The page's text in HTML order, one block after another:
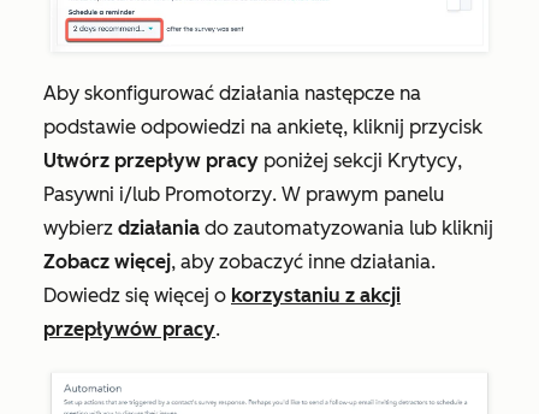
Aby skonfigurować działania następcze na
podstawie odpowiedzi na ankietę, kliknij przycisk
Utwórz przepływ pracy poniżej sekcji Krytycy,
Pasywni i/lub Promotorzy. W prawym panelu
wybierz działania do zautomatyzowania lub kliknij
Zobacz więcej, aby zobaczyć inne działania.
Dowiedz się więcej o korzystaniu z akcji
przepływów pracy.